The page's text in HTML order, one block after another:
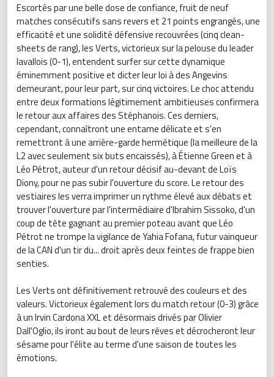
Escortés par une belle dose de confiance, fruit de neuf
matches consécutifs sans revers et 21 points engrangés, une
efficacité et une solidité défensive recouvrées (cinq clean-
sheets de rang), les Verts, victorieux sur la pelouse du leader
lavallois (0-1), entendent surfer sur cette dynamique
éminemment positive et dicter leur loi à des Angevins
demeurant, pour leur part, sur cinq victoires. Le choc attendu
entre deux formations légitimement ambitieuses confirmera
le retour aux affaires des Stéphanois. Ces derniers,
cependant, connaîtront une entame délicate et s'en
remettront à une arrière-garde hermétique (la meilleure de la
L2 avec seulement six buts encaissés), à Étienne Green et à
Léo Pétrot, auteur d'un retour décisif au-devant de Loïs
Diony, pour ne pas subir l'ouverture du score. Le retour des
vestiaires les verra imprimer un rythme élevé aux débats et
trouver l'ouverture par l'intermédiaire d'Ibrahim Sissoko, d'un
coup de tête gagnant au premier poteau avant que Léo
Pétrot ne trompe la vigilance de Yahia Fofana, futur vainqueur
de la CAN d'un tir du... droit après deux feintes de frappe bien
senties.
Les Verts ont définitivement retrouvé des couleurs et des
valeurs. Victorieux également lors du match retour (0-3) grâce
à un Irvin Cardona XXL et désormais drivés par Olivier
Dall'Oglio, ils iront au bout de leurs rêves et décrocheront leur
sésame pour l'élite au terme d'une saison de toutes les
émotions.